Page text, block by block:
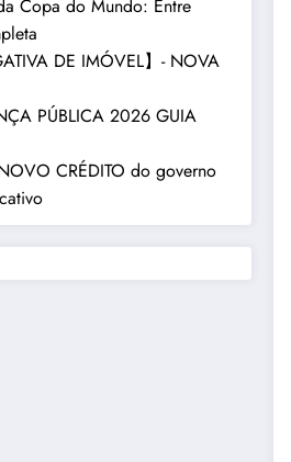
Copa do Mundo: Entre
DE IMÓVEL】- NOVA
PÚBLICA 2026 GUIA
CRÉDITO do governo